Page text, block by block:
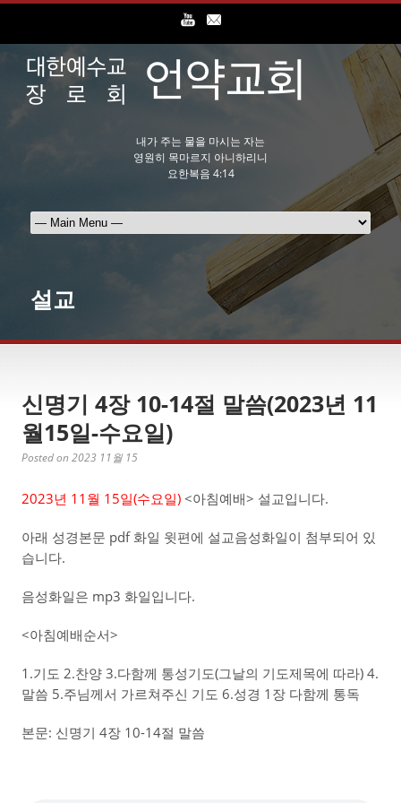
내가 주는 물을 마시는 자는
영원히 목마르지 아니하리니
요한복음 4:14
설교
신명기 4장 10-14절 말씀(2023년 11
월15일-수요일)
Posted on 2023 11월 15
2023년 11월 15일(수요일) <아침예배> 설교입니다.
아래 성경본문 pdf 화일 윗편에 설교음성화일이 첨부되어 있
습니다.
음성화일은 mp3 화일입니다.
<아침예배순서>
1.기도 2.찬양 3.다함께 통성기도(그날의 기도제목에 따라) 4.
말씀 5.주님께서 가르쳐주신 기도 6.성경 1장 다함께 통독
본문: 신명기 4장 10-14절 말씀